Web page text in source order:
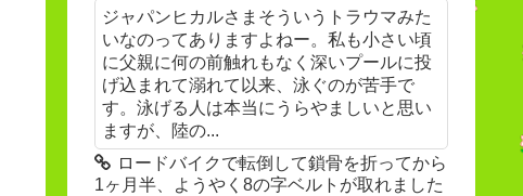
ジャパンヒカルさまそういうトラウマみた
いなのってありますよねー。私も小さい頃
に父親に何の前触れもなく深いプールに投
げ込まれて溺れて以来、泳ぐのが苦手で
す。泳げる人は本当にうらやましいと思い
ますが、陸の...
ロードバイクで転倒して鎖骨を折ってから
1ヶ月半、ようやく8の字ベルトが取れました